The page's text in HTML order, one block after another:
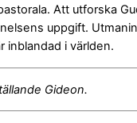
Att utforska
uppgift.
inblandad i världen.
Gideon.